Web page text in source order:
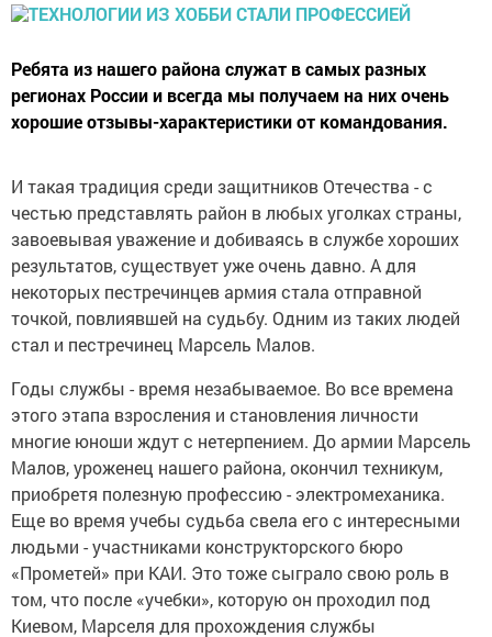
Ребята из нашего района служат в самых разных
регионах России и всегда мы получаем на них очень
хорошие отзывы-характеристики от командования.
И такая традиция среди защитников Отечества - с
честью представлять район в любых уголках страны,
завоевывая уважение и добиваясь в службе хороших
результатов, существует уже очень давно. А для
некоторых пестречинцев армия стала отправной
точкой, повлиявшей на судьбу. Одним из таких людей
стал и пестречинец Марсель Малов.
Годы службы - время незабываемое. Во все времена
этого этапа взросления и становления личности
многие юноши ждут с нетерпением. До армии Марсель
Малов, уроженец нашего района, окончил техникум,
приобретя полезную профессию - электромеханика.
Еще во время учебы судьба свела его с интересными
людьми - участниками конструкторского бюро
«Прометей» при КАИ. Это тоже сыграло свою роль в
том, что после «учебки», которую он проходил под
Киевом, Марселя для прохождения службы